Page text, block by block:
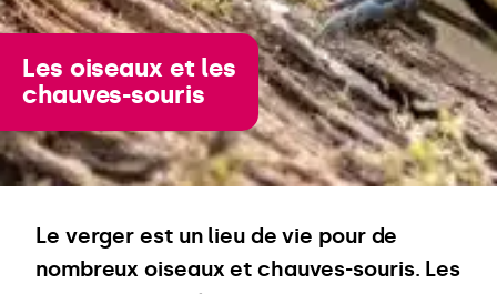
Les oiseaux et les
chauves-souris
Le verger est un lieu de vie pour de
nombreux oiseaux et chauves-souris. Les